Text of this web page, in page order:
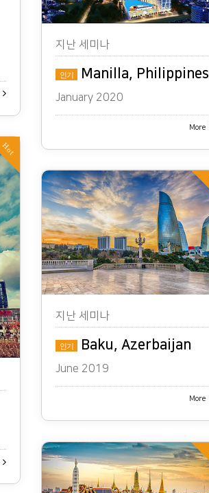
지난 세미나
인기 Manilla, Philippines
January 2020
More
Hot
지난 세미나
인기 Baku, Azerbaijan
June 2019
More